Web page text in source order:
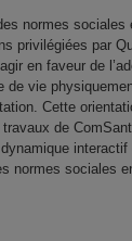
normes sociales
privilégiées par
en faveur de
de vie
Cette
de
interactif
normes sociales